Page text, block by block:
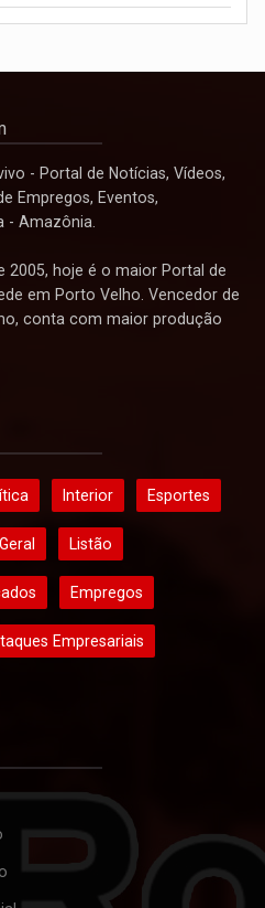
- Portal de Notícias, Vídeos,
Empregos, Eventos,
- Amazônia.
2005, hoje é o maior Portal de
em Porto Velho. Vencedor de
conta com maior produção
Interior Esportes
Geral Listão
Empregos
Empresariais